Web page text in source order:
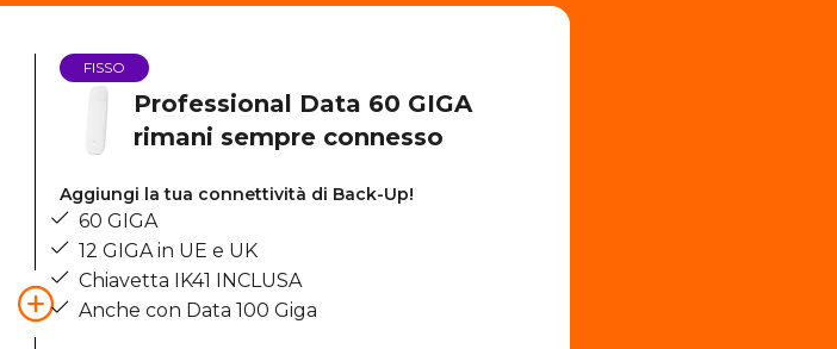
FISSO
Professional Data 60 GIGA
rimani sempre connesso
Aggiungi la tua connettività di Back-Up!
60 GIGA
12 GIGA in UE e UK
Chiavetta IK41 INCLUSA
Anche con Data 100 Giga